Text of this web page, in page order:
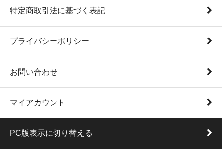
特定商取引法に基づく表記
プライバシーポリシー
お問い合わせ
マイアカウント
PC版表示に切り替える